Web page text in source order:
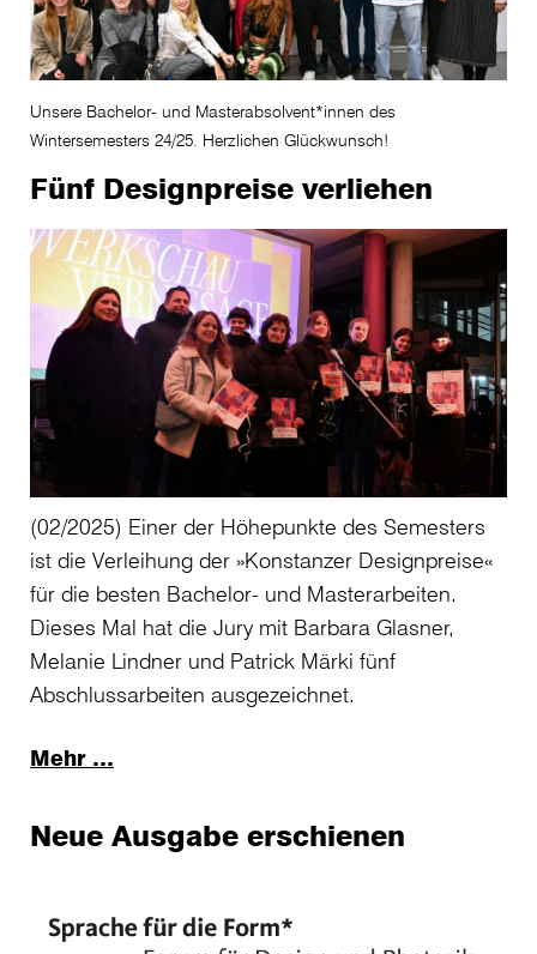
Unsere Bachelor- und Masterabsolvent*innen des
Wintersemesters 24/25. Herzlichen Glückwunsch!
Fünf Designpreise verliehen
(02/2025) Einer der Höhepunkte des Semesters
ist die Verleihung der »Konstanzer Designpreise«
für die besten Bachelor- und Masterarbeiten.
Dieses Mal hat die Jury mit Barbara Glasner,
Melanie Lindner und Patrick Märki fünf
Abschlussarbeiten ausgezeichnet.
Mehr …
Neue Ausgabe erschienen